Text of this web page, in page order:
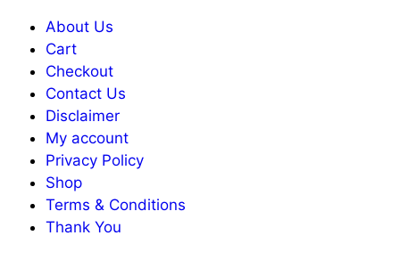
About Us
Cart
Checkout
Contact Us
Disclaimer
My account
Privacy Policy
Shop
Terms & Conditions
Thank You